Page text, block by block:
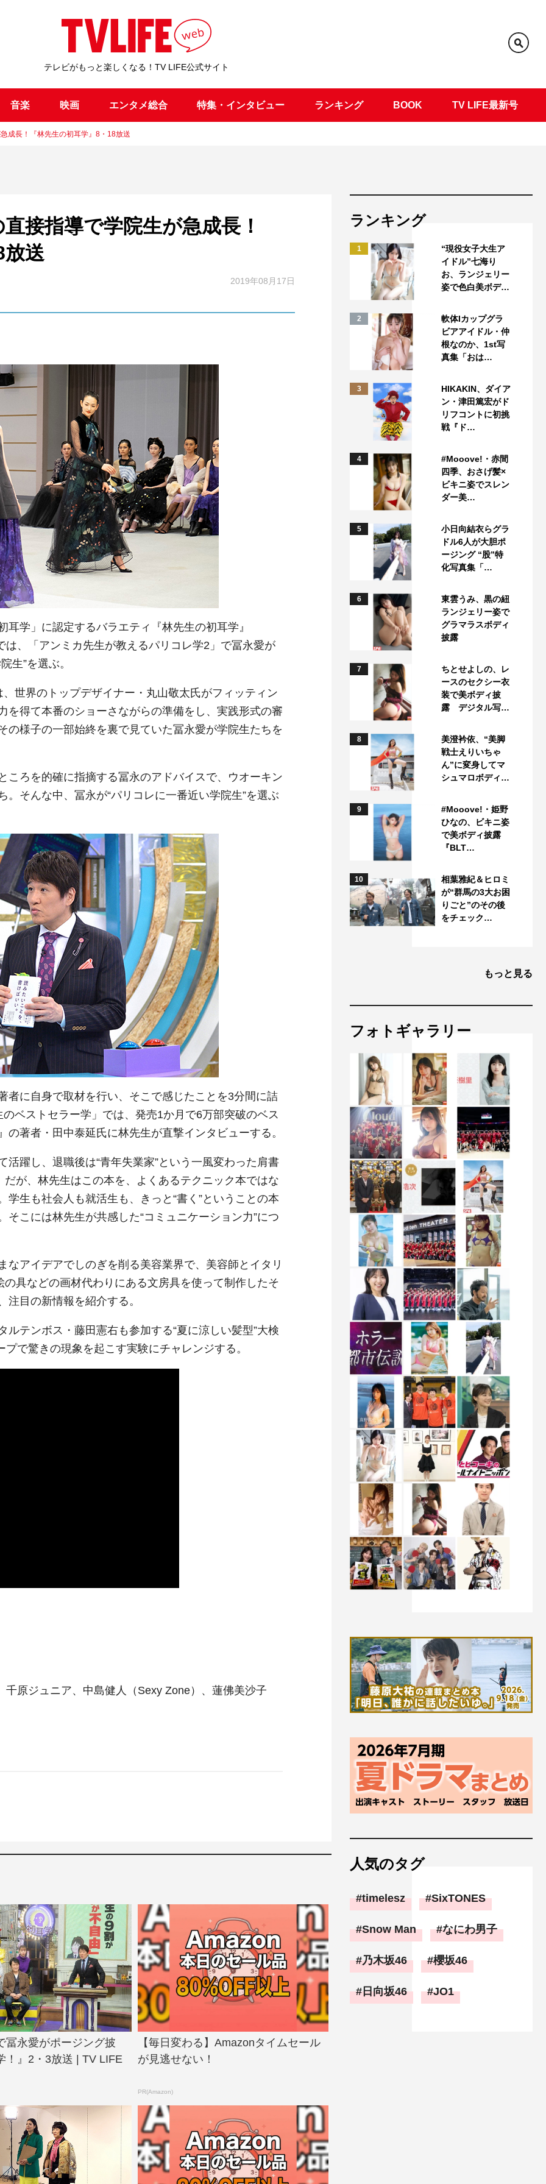
テレビがもっと楽しくなる！TV LIFE公式サイト
音楽 映画 エンタメ総合 特集・インタビュー ランキング BOOK TV LIFE最新号
成長！『林先生の初耳学』8・18放送
接指導で学院生が急成長！
送
2019年08月17日
学」に認定するバラエティ『林先生の初耳学』
、「アンミカ先生が教えるパリコレ学2」で冨永愛が
生”を選ぶ。
世界のトップデザイナー・丸山敬太氏がフィッティン
を得て本番のショーさながらの準備をし、実践形式の審
の様子の一部始終を裏で見ていた冨永愛が学院生たちを
ろを的確に指摘する冨永のアドバイスで、ウオーキン
そんな中、冨永が“パリコレに一番近い学院生”を選ぶ
に自身で取材を行い、そこで感じたことを3分間に詰
ベストセラー学」では、発売1か月で6万部突破のベス
著者・田中泰延氏に林先生が直撃インタビューする。
躍し、退職後は“青年失業家”という一風変わった肩書
だが、林先生はこの本を、よくあるテクニック本ではな
生も社会人も就活生も、きっと“書く”ということの本
こには林先生が共感した“コミュニケーション力”につ
アイデアでしのぎを削る美容業界で、美容師とイタリ
の具などの画材代わりにある文房具を使って制作したそ
目の新情報を紹介する。
テンボス・藤田憲右も参加する“夏に涼しい髪型”大検
で驚きの現象を起こす実験にチャレンジする。
原ジュニア、中島健人（Sexy Zone）、蓮佛美沙子
冨永愛がポージング披
！』2・3放送 | TV LIFE
【毎日変わる】Amazonタイムセール
が見逃せない！
PR(Amazon)
ランキング
1
“現役女子大生ア
イドル”七海り
お、ランジェリー
姿で色白美ボデ…
2
軟体Iカップグラ
ビアアイドル・仲
根なのか、1st写
真集「おは…
3
HIKAKIN、ダイア
ン・津田篤宏がド
リフコントに初挑
戦『ド…
4
#Mooove!・赤間
四季、おさげ髪×
ビキニ姿でスレン
ダー美…
5
小日向結衣らグラ
ドル6人が大胆ポ
ージング “股”特
化写真集「…
6
東雲うみ、黒の紐
ランジェリー姿で
グラマラスボディ
披露
7
ちとせよしの、レ
ースのセクシー衣
装で美ボディ披
露 デジタル写…
8
美澄衿依、“美脚
戦士えりいちゃ
ん”に変身してマ
シュマロボディ…
9
#Mooove!・姫野
ひなの、ビキニ姿
で美ボディ披露
『BLT…
10
相葉雅紀＆ヒロミ
が“群馬の3大お困
りごと”のその後
をチェック…
もっと見る
フォトギャラリー
人気のタグ
timelesz SixTONES
Snow Man なにわ男子
乃木坂46 櫻坂46
日向坂46 JO1